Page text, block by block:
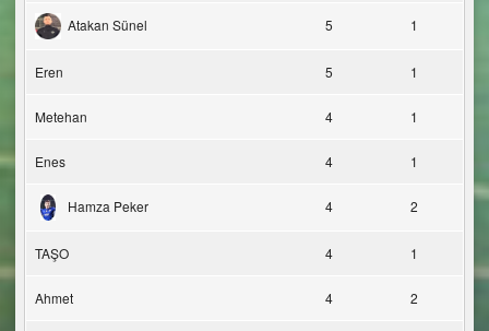
Atakan Sünel 5 1
Eren 5 1
Metehan 4 1
Enes 4 1
Hamza Peker 4 2
TAŞO 4 1
Ahmet 4 2